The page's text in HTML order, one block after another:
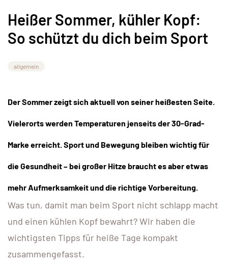
Heißer Sommer, kühler Kopf:
So schützt du dich beim Sport
allgemein
Der Sommer zeigt sich aktuell von seiner heißesten Seite.
Vielerorts werden Temperaturen jenseits der 30-Grad-
Marke erreicht. Sport und Bewegung bleiben wichtig für
die Gesundheit – bei großer Hitze braucht es aber etwas
mehr Aufmerksamkeit und die richtige Vorbereitung.
Was tun, damit man beim Sport nicht schlapp macht
und einen kühlen Kopf bewahrt? Wir haben die
wichtigsten Tipps für heiße Tage kompakt
zusammengefasst.